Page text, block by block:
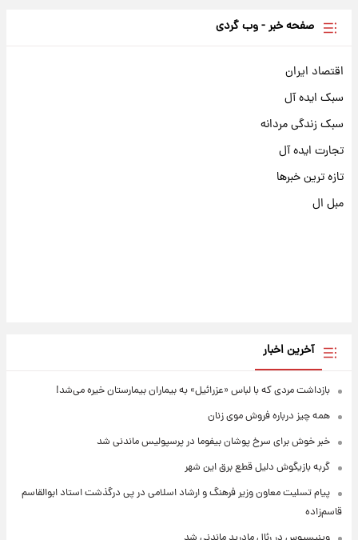
صفحه خبر - وب گردی
اقتصاد ایران
سبک ایده آل
سبک زندگی مردانه
تجارت ایده آل
تازه ترین خبرها
مبل ال
آخرین اخبار
بازداشت مردی که با لباس «عزرائیل» به بیماران بیمارستان خیره می‌شد!
همه چیز درباره فروش موی زنان
خبر خوش برای سرخ پوشان بیفوما در پرسپولیس ماندنی شد
گربه بازیگوش دلیل قطع برق این شهر
پیام تسلیت معاون وزیر فرهنگ و ارشاد اسلامی در پی درگذشت استاد ابوالقاسم
قاسم‌زاده